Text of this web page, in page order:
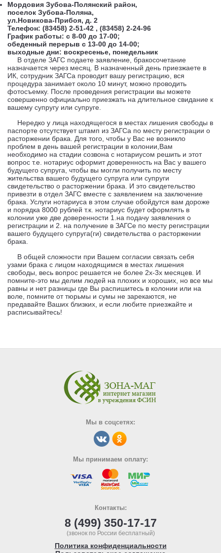
Мордовия Зубова-Полянский район,
поселок Зубова-Поляна,
ул.Новикова-Прибоя, д. 2
Телефон: (83458) 2-51-42 , (83458) 2-24-96
График работы: с 8-00 до 17-00;
обеденный перерыв с 13-00 до 14-00;
выходные дни: воскресенье, понедельник
В отделе ЗАГС подаете заявление, бракосочетание
назначается через месяц. В назначенный день приезжаете в
ИК, сотрудник ЗАГСа проводит вашу регистрацию, вся
процедура занимает около 10 минут, можно проводить
фотосъемку. После проведения регистрации вы можете
совершенно официально приезжать на длительное свидание к
вашему супругу или супруге.
Нередко у лица находящегося в местах лишения свободы в
паспорте отсутствует штамп из ЗАГСа по месту регистрации о
расторжении брака. Для того, чтобы у Вас не возникло
проблем в день вашей регистрации в колонии,Вам
необходимо на стадии созвона с нотариусом решить и этот
вопрос т.е. нотариус оформит доверенность на Вас у вашего
будущего супруга, чтобы вы могли получить по месту
жительства вашего будущего супруга или супруги
свидетельство о расторжении брака. И это свидетельство
привезти в отдел ЗАГС вместе с заявлением на заключение
брака. Услуги нотариуса в этом случае обойдутся вам дороже
и порядка 8000 рублей т.к. нотариус будет оформлять в
колонии уже две доверенности 1.на подачу заявления о
регистрации и 2. на получение в ЗАГСе по месту регистрации
вашего будущего супруга(ги) свидетельства о расторжении
брака.
В общей сложности при Вашем согласии связать себя
узами брака с лицом находящимся в местах лишения
свободы, весь вопрос решается не более 2х-3х месяцев. И
помните-это мы делим людей на плохих и хороших, но все мы
равны и нет разницы где Вы распишитесь в колонии или на
воле, помните от тюрьмы и сумы не зарекаются, не
предавайте Ваших близких, и если любите приезжайте и
расписывайтесь!
Мы в соцсетях:
Мы принимаем оплату:
Контакты:
8 (499) 350-17-17
(звонок по России бесплатный)
Политика конфиденциальности